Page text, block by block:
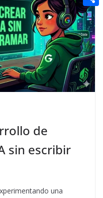
de
sin escribir
una
n
g
e
r
e
r
e
r
e
s
t
a
i
l
e
d
d
i
t
C
o
m
p
a
r